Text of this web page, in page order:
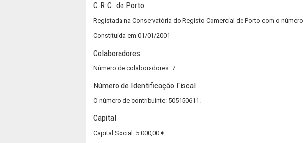
C.R.C. de Porto
Registada na Conservatória do Registo Comercial de Porto com o número
Constituída em 01/01/2001
Colaboradores
Número de colaboradores: 7
Número de Identificação Fiscal
O número de contribuinte: 505150611.
Capital
Capital Social: 5 000,00 €